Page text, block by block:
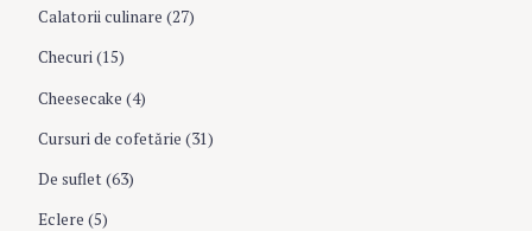
i
o
n
Calatorii culinare (27)
Checuri(15)
Cheesecake (4)
Cursuri de cofetărie (31)
De suflet(63)
Eclere (5)